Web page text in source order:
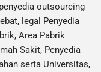
penyedia outsourcing
, legal Penyedia
Area Pabrik
Sakit, Penyedia
serta Universitas,